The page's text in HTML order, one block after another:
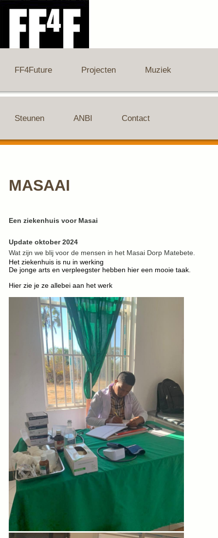
FF4Future Projecten Muziek
Steunen ANBI Contact
MASAAI
Een ziekenhuis voor Masai
Update oktober 2024
Wat zijn we blij voor de mensen in het Masai Dorp Matebete.
Het ziekenhuis is nu in werking
De jonge arts en verpleegster hebben hier een mooie taak.
Hier zie je ze allebei aan het werk